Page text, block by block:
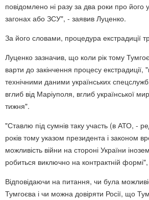
повідомлено ні разу за два роки про його
загонах або ЗСУ", - заявив Луценко.
За його словами, процедура екстрадиції
Луценко зазначив, що коли рік тому
варти до закінчення процесу екстрадиції,
технічними даними українських
вглиб від Маріуполя, вглиб української
тижня".
"Ставлю під сумнів таку участь (в АТО, -
років тому указом президента і законом
можливість війни на стороні України
робиться виключно на контрактній формі",
Відповідаючи на питання, чи була
Тумгоєва і чи можна довіряти Росії, що